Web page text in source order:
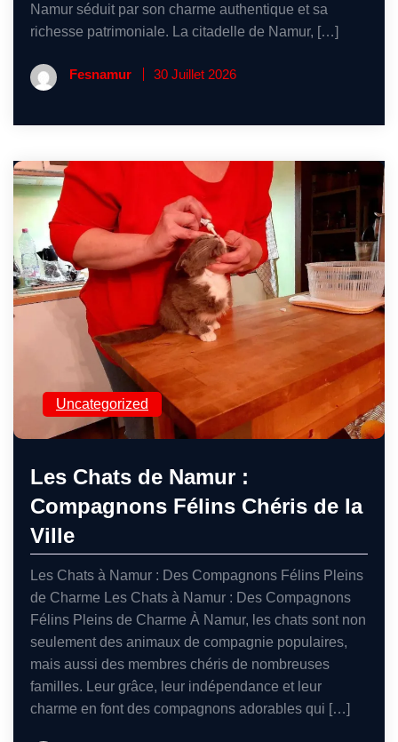
Namur séduit par son charme authentique et sa
richesse patrimoniale. La citadelle de Namur, […]
Fesnamur 30 Juillet 2026
Uncategorized
Les Chats de Namur :
Compagnons Félins Chéris de la
Ville
Les Chats à Namur : Des Compagnons Félins Pleins
de Charme Les Chats à Namur : Des Compagnons
Félins Pleins de Charme À Namur, les chats sont non
seulement des animaux de compagnie populaires,
mais aussi des membres chéris de nombreuses
familles. Leur grâce, leur indépendance et leur
charme en font des compagnons adorables qui […]